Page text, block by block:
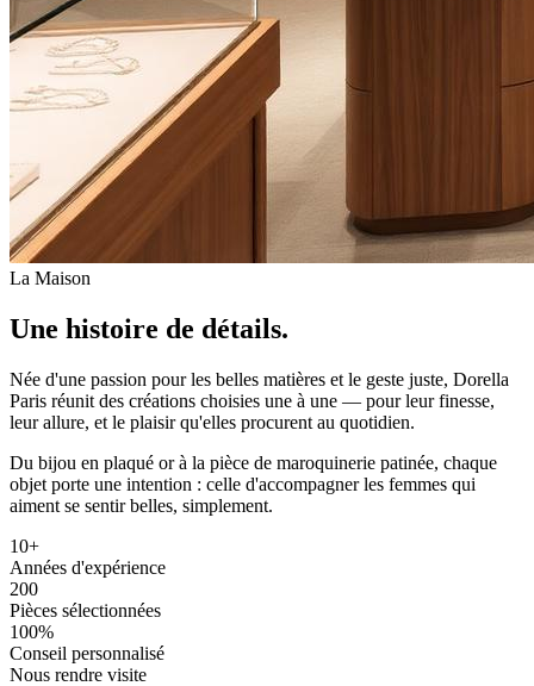
La Maison
Une histoire de détails.
Née d'une passion pour les belles matières et le geste juste, Dorella
Paris réunit des créations choisies une à une — pour leur finesse,
leur allure, et le plaisir qu'elles procurent au quotidien.
Du bijou en plaqué or à la pièce de maroquinerie patinée, chaque
objet porte une intention : celle d'accompagner les femmes qui
aiment se sentir belles, simplement.
10+
Années d'expérience
200
Pièces sélectionnées
100%
Conseil personnalisé
Nous rendre visite